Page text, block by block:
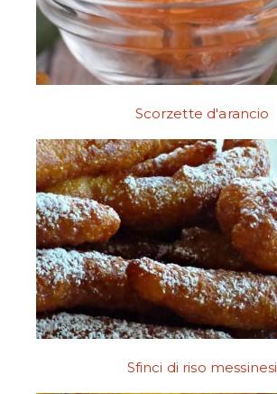
Scorzette d'arancio
Sfinci di riso messinesi